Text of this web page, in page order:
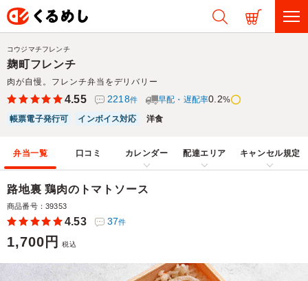
麹町フレンチ
肉が自慢。フレンチ弁当をデリバリー
コウジマチフレンチ
4.55 2218件 早配・遅配率0.2%
帳票電子発行可
インボイス対応 洋食
弁当一覧 口コミ カレンダー 配達エリア キャンセル規定
路地裏 鶏肉のトマトソース
商品番号：39353
4.53 37件
1,700円 税込